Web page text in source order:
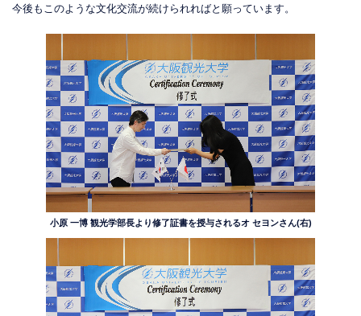
今後もこのような文化交流が続けられればと願っています。
小原 一博 観光学部長より修了証書を授与されるオ セヨンさん(右)